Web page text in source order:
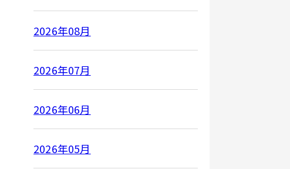
2026年08月
2026年07月
2026年06月
2026年05月